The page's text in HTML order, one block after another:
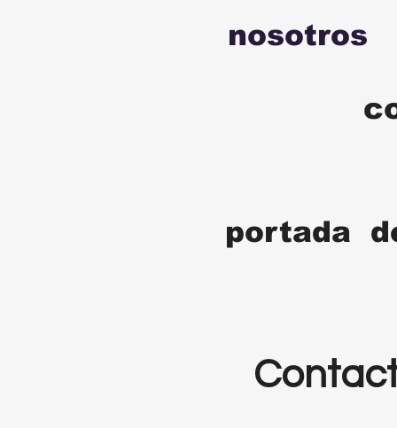
nosotros
portada